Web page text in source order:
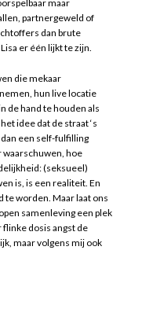
maar
partnergeweld of
dan brute
er één lijkt te zijn.
die mekaar
hun live locatie
de hand te houden als
idee dat de straat ‘s
een self-fulfilling
waarschuwen, hoe
(seksueel)
is, is een realiteit. En
te worden. Maar laat ons
samenleving een plek
dosis angst de
maar volgens mij ook